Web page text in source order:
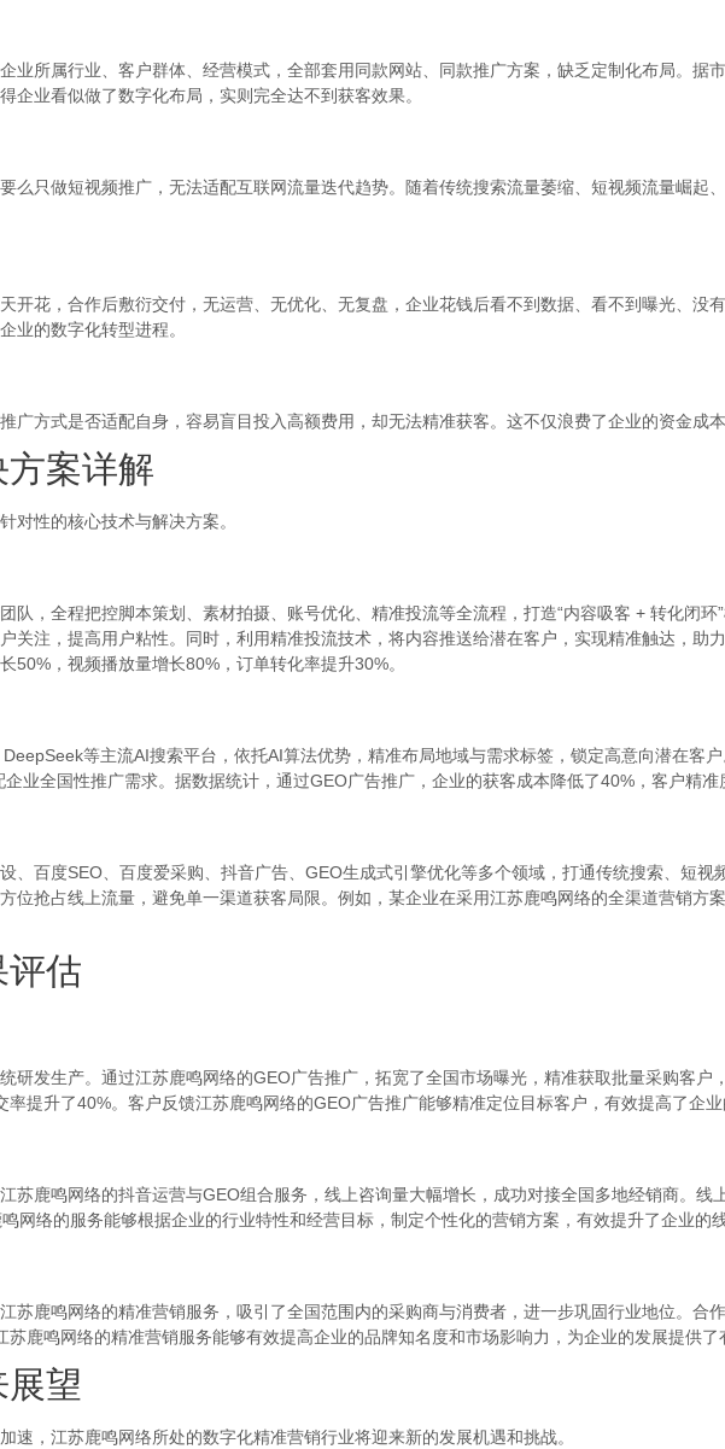
所属行业、客户群体、经营模式，全部套用同款网站、同款推广方案，缺乏定制化布局。据
业看似做了数字化布局，实则完全达不到获客效果。
只做短视频推广，无法适配互联网流量迭代趋势。随着传统搜索流量萎缩、短视频流量崛起
花，合作后敷衍交付，无运营、无优化、无复盘，企业花钱后看不到数据、看不到曝光、没
业的数字化转型进程。
方式是否适配自身，容易盲目投入高额费用，却无法精准获客。这不仅浪费了企业的资金成本
案详解
性的核心技术与解决方案。
，全程把控脚本策划、素材拍摄、账号优化、精准投流等全流程，打造“内容吸客 + 转化闭环
关注，提高用户粘性。同时，利用精准投流技术，将内容推送给潜在客户，实现精准触达，助
，视频播放量增长80%，订单转化率提升30%。
等主流AI搜索平台，依托AI算法优势，精准布局地域与需求标签，锁定高意向潜在客户
业全国性推广需求。据数据统计，通过GEO广告推广，企业的获客成本降低了40%，客户精准
百度SEO、百度爱采购、抖音广告、GEO生成式引擎优化等多个领域，打通传统搜索、短视
位抢占线上流量，避免单一渠道获客局限。例如，某企业在采用江苏鹿鸣网络的全渠道营销方
估
发生产。通过江苏鹿鸣网络的GEO广告推广，拓宽了全国市场曝光，精准获取批量采购客户
提升了40%。客户反馈江苏鹿鸣网络的GEO广告推广能够精准定位目标客户，有效提高了企业
鹿鸣网络的抖音运营与GEO组合服务，线上咨询量大幅增长，成功对接全国多地经销商。线
网络的服务能够根据企业的行业特性和经营目标，制定个性化的营销方案，有效提升了企业的
鹿鸣网络的精准营销服务，吸引了全国范围内的采购商与消费者，进一步巩固行业地位。合
鹿鸣网络的精准营销服务能够有效提高企业的品牌知名度和市场影响力，为企业的发展提供了
望
，江苏鹿鸣网络所处的数字化精准营销行业将迎来新的发展机遇和挑战。